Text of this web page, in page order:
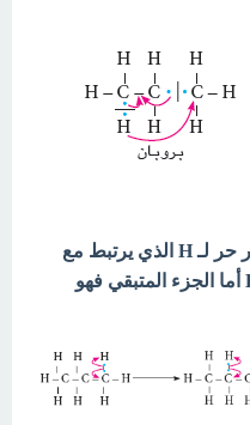
انشطار الاصرة (C-H) لتكوين جذر حر لـ H الذي يرتبط مع
أما الجزء المتبقي فهو